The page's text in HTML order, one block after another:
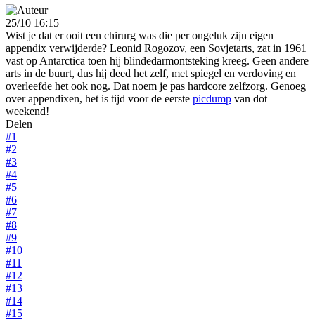
25/10 16:15
Wist je dat er ooit een chirurg was die per ongeluk zijn eigen
appendix verwijderde? Leonid Rogozov, een Sovjetarts, zat in 1961
vast op Antarctica toen hij blindedarmontsteking kreeg. Geen andere
arts in de buurt, dus hij deed het zelf, met spiegel en verdoving en
overleefde het ook nog. Dat noem je pas hardcore zelfzorg. Genoeg
over appendixen, het is tijd voor de eerste picdump van dot
weekend!
Delen
#1
#2
#3
#4
#5
#6
#7
#8
#9
#10
#11
#12
#13
#14
#15